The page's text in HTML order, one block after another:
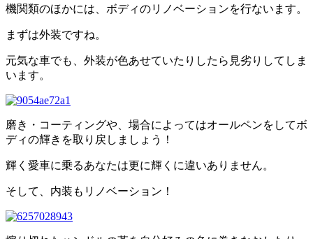
機関類のほかには、ボディのリノベーションを行ないます。
まずは外装ですね。
元気な車でも、外装が色あせていたりしたら見劣りしてしま
います。
磨き・コーティングや、場合によってはオールペンをしてボ
ディの輝きを取り戻しましょう！
輝く愛車に乗るあなたは更に輝くに違いありません。
そして、内装もリノベーション！